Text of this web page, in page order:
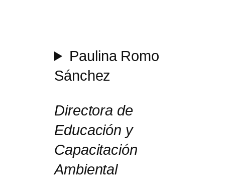
Paulina Romo
Sánchez
Directora de
Educación y
Capacitación
Ambiental